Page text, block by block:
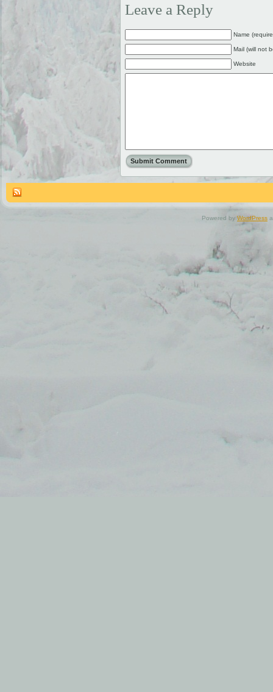
Leave a Reply
Name
Mail (will not
Website
Powered by WordPress